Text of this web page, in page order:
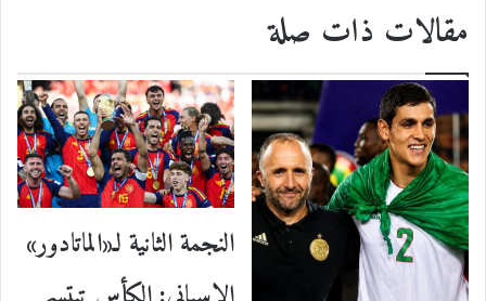
مقالات ذات صلة
النجمة الثانية لـ«الماتادور»